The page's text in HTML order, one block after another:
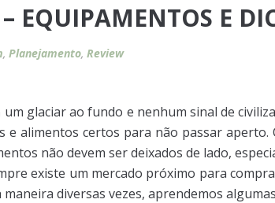
EQUIPAMENTOS E
, Planejamento, Review
glaciar ao fundo e nenhum sinal de
alimentos certos para não passar
não devem ser deixados de lado,
existe um mercado próximo para
diversas vezes, aprendemos